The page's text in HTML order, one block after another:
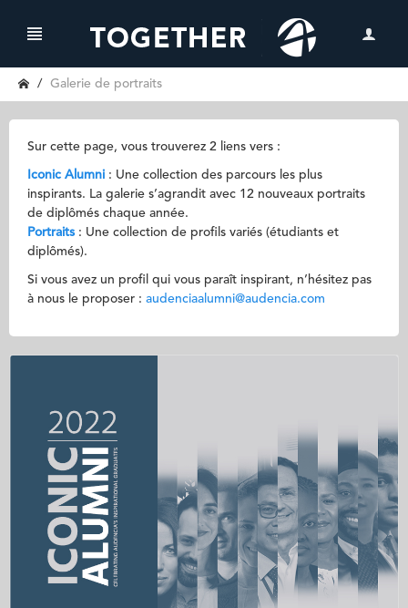
Galerie de portraits
Sur cette page, vous trouverez 2 liens vers :
Iconic Alumni : Une collection des parcours les plus
inspirants. La galerie s’agrandit avec 12 nouveaux portraits
de diplômés chaque année.
Portraits: Une collection de profils variés (étudiants et
diplômés).
Si vous avez un profil qui vous paraît inspirant, n’hésitez pas
à nous le proposer : audenciaalumni@audencia.com